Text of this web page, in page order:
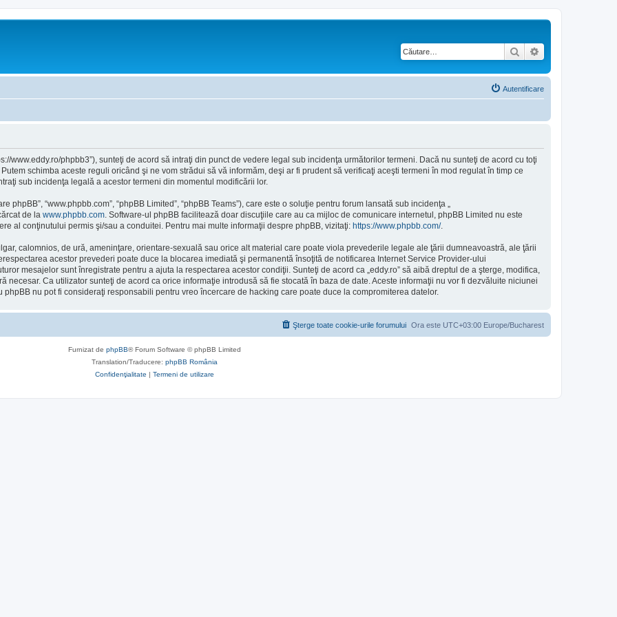
Căutare
Autentificare
www.eddy.ro/phpbb3”), sunteţi de acord să intraţi din punct de vedere legal sub incidenţa următorilor termeni. Dacă nu sunteţi de acord cu toţi
schimba aceste reguli oricând şi ne vom strădui să vă informăm, deşi ar fi prudent să verificaţi aceşti termeni în mod regulat în timp ce
sub incidenţa legală a acestor termeni din momentul modificării lor.
phpBB”, “www.phpbb.com”, “phpBB Limited”, “phpBB Teams”), care este o soluţie pentru forum lansată sub incidenţa „
de la www.phpbb.com . Software-ul phpBB facilitează doar discuţiile care au ca mijloc de comunicare internetul, phpBB Limited nu este
al conţinutului permis şi/sau a conduitei. Pentru mai multe informaţii despre phpBB, vizitaţi: https://www.phpbb.com/.
calomnios, de ură, ameninţare, orientare-sexuală sau orice alt material care poate viola prevederile legale ale ţării dumneavoastră, ale ţării
acestor prevederi poate duce la blocarea imediată şi permanentă însoţită de notificarea Internet Service Provider-ului
mesajelor sunt înregistrate pentru a ajuta la respectarea acestor condiţii. Sunteţi de acord ca „eddy.ro” să aibă dreptul de a şterge, modifica,
necesar. Ca utilizator sunteţi de acord ca orice informaţie introdusă să fie stocată în baza de date. Aceste informaţii nu vor fi dezvăluite niciunei
phpBB nu pot fi consideraţi responsabili pentru vreo încercare de hacking care poate duce la compromiterea datelor.
Ora este UTC+03:00 Europe/Bucharest
Şterge toate cookie-urile forumului
Furnizat de phpBB® Forum Software © phpBB Limited
Translation/Traducere: phpBB România
Confidenţialitate | Termeni de utilizare